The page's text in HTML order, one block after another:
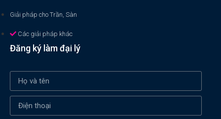
Giải pháp cho Trần, Sàn
Các giải pháp khác
Đăng ký làm đại lý